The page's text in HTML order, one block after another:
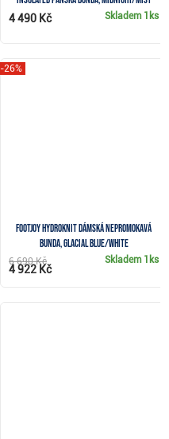
Skladem 1ks
4 490 Kč
FootJoy HydroKnit dámská nepromokavá
bunda, glacial blue/white
-26%
Skladem 1ks
6 690 Kč
4 922 Kč